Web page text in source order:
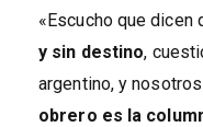
«Escucho que dicen
y sin destino,
argentino, y
obrero es la